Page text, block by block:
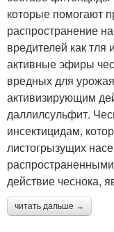
которые помогают
распространение
вредителей как
активные эфиры
вредных для
активизирующим
даллилсульфит.
инсектицидам,
листогрызущих
действие чеснока,
читать дальше →